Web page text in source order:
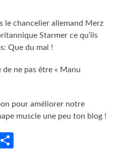
le chancelier allemand Merz
Starmer ce qu’ils
Que du mal !
ne pas être « Manu
pour améliorer notre
muscle une peu ton blog !
LinkedIn